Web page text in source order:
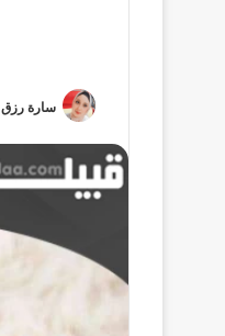
سارة رزق